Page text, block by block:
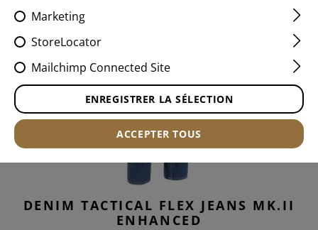
DENIM TACTICAL FLEX JEANS MK.II
ENHANCED
Marketing
StoreLocator
Mailchimp Connected Site
ENREGISTRER LA SÉLECTION
ACCEPTER TOUS